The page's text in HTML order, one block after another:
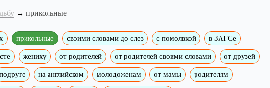
прикольные
прикольные своими словами до слез с помолвкой в ЗАГСе
жениху от родителей от родителей своими словами от друзей
на английском молодоженам от мамы родителям